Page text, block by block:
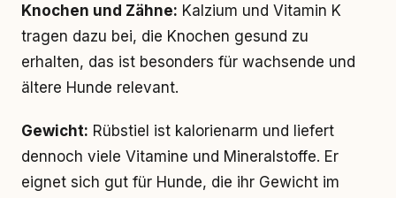
Knochen und Zähne: Kalzium und Vitamin K
tragen dazu bei, die Knochen gesund zu
erhalten, das ist besonders für wachsende und
ältere Hunde relevant.
Gewicht: Rübstiel ist kalorienarm und liefert
dennoch viele Vitamine und Mineralstoffe. Er
eignet sich gut für Hunde, die ihr Gewicht im